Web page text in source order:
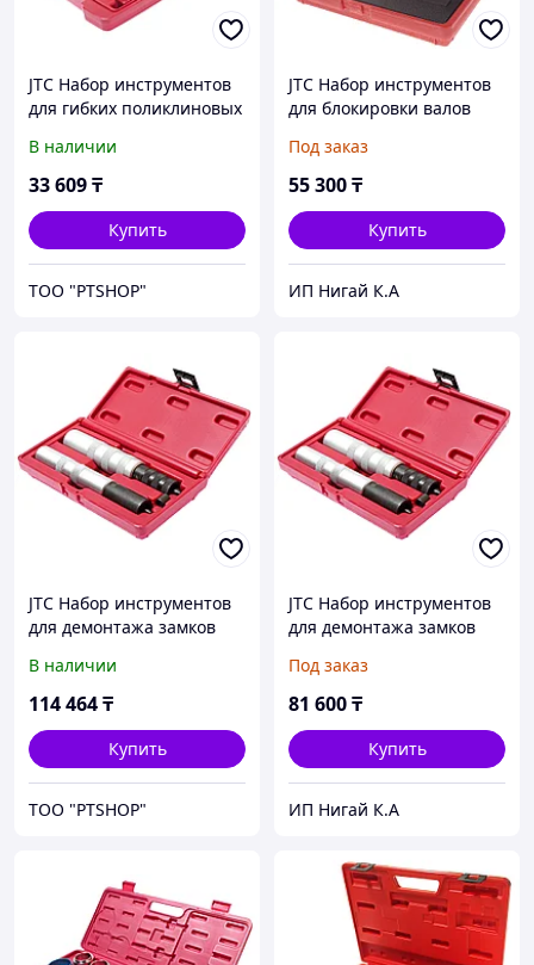
JTC Набор инструментов
для гибких поликлиновых
кейсе JTC
В наличии
33 609₸
Купить
ТОО "PTSHOP"
JTC Набор инструментов
для блокировки валов
JAGUAR PSA 2.2 дв.OEM
303-1328,29,30) JTC
Под заказ
55 300₸
Купить
ИП Нигай К.А
JTC Набор инструментов
для демонтажа замков
7.5мм) 3 предмета в кейсе
JTC
В наличии
114 464₸
Купить
ТОО "PTSHOP"
JTC Набор инструментов
для демонтажа замков
7.5мм) 3 предмета в кейсе
JTC
Под заказ
81 600₸
Купить
ИП Нигай К.А